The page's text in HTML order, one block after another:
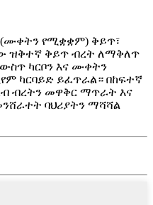
የሚቋቋም) ቅይጥ፣
ዝቅተኛ ቅይጥ ብረት ለማቅለጥ
ካርቦን እና ሙቀትን
ካርባይድ ይፈጥራል። በከፍተኛ
ብረትን መዋቅር ማጥራት እና
ባህሪያትን ማሻሻል